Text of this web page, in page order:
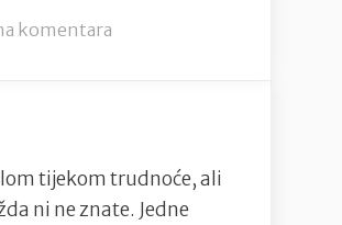
komentarana
trudnoći
tijekom trudnoće, ali
ni ne znate. Jedne